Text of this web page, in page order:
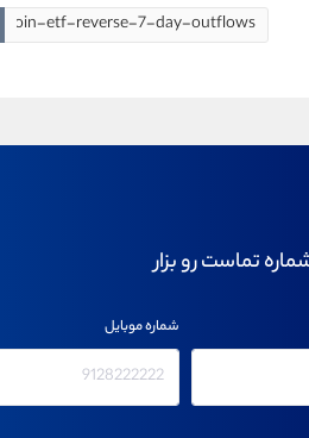
تماست رو بزار
شماره موبایل